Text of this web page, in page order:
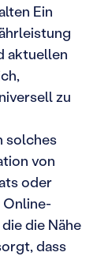
Ein
aktuellen
zu
solches
von
oder
die Nähe
dass